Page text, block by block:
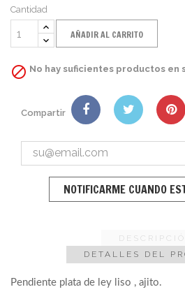
Cantidad
AÑADIR AL CARRITO
 No hay suficientes productos en
Compartir
NOTIFICARME CUANDO
DETALLES DEL
Pendiente plata de ley liso , ajito.